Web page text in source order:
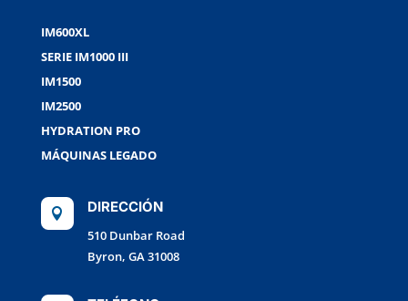
IM600XL
SERIE IM1000 III
IM1500
IM2500
HYDRATION PRO
MÁQUINAS LEGADO
 DIRECCIÓN
510 Dunbar Road
Byron, GA 31008